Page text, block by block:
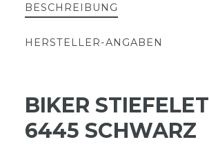
BESCHREIBUNG
HERSTELLER-ANGABEN
BIKER
6445 SCHWARZ